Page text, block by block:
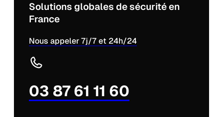
Solutions globales de sécurité en
France
Nous appeler 7j/7 et 24h/24
03 87 61 11 60